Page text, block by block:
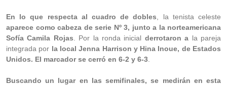
En lo que respecta al cuadro de dobles , la tenista celeste
aparece como cabeza de serie Nº 3, junto a la norteamericana
Sofía Camila Rojas . Por la ronda inicial derrotaron a la pareja
integrada por la local Jenna Harrison y Hina Inoue, de Estados
Unidos. El marcador se cerró en 6-2 y 6-3
Buscando un lugar en las semifinales, se medirán en esta